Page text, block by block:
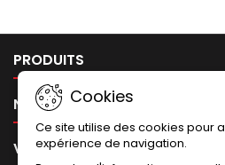
PRODUITS
NOTRE SOCIÉTÉ
VOTRE COMPTE
Cookies
Ce site utilise des cookies pour
expérience de navigation.